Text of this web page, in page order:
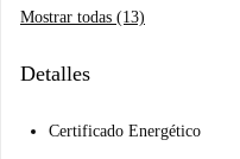
Mostrar todas (13)
Detalles
Certificado Energético